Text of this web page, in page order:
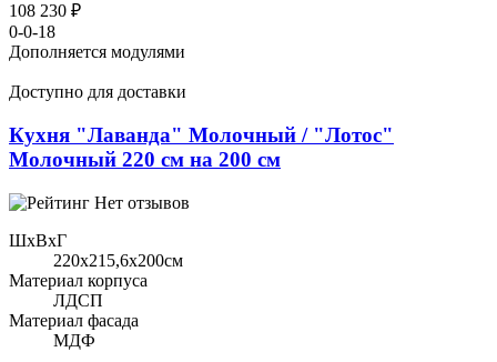
108 230 ₽
0-0-18
Дополняется модулями
Доступно для доставки
Кухня "Лаванда" Молочный / "Лотос"
Молочный 220 см на 200 см
Нет отзывов
ШхВхГ
220x215,6х200см
Материал корпуса
ЛДСП
Материал фасада
МДФ